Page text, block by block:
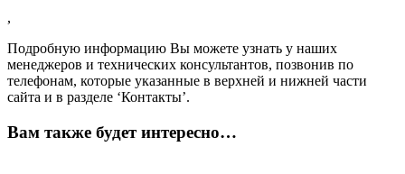
,
Подробную информацию Вы можете узнать у наших
менеджеров и технических консультантов, позвонив по
телефонам, которые указанные в верхней и нижней части
сайта и в разделе ‘Контакты’.
Вам также будет интересно…